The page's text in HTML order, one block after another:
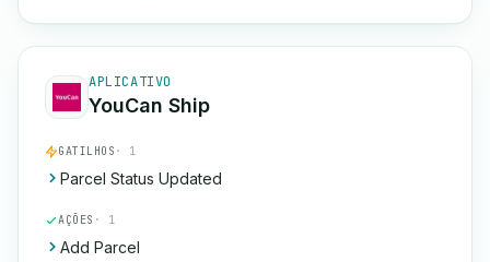
APLICATIVO
YouCan Ship
GATILHOS · 1
Parcel Status Updated
AÇÕES · 1
Add Parcel